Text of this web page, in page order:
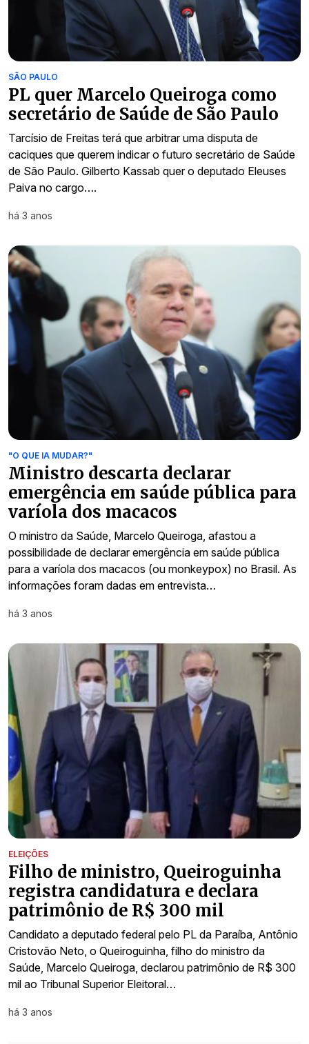
SÃO PAULO
PL quer Marcelo Queiroga como
secretário de Saúde de São Paulo
Tarcísio de Freitas terá que arbitrar uma disputa de
caciques que querem indicar o futuro secretário de Saúde
de São Paulo. Gilberto Kassab quer o deputado Eleuses
Paiva no cargo….
há 3 anos
"O QUE IA MUDAR?"
Ministro descarta declarar
emergência em saúde pública para
varíola dos macacos
O ministro da Saúde, Marcelo Queiroga, afastou a
possibilidade de declarar emergência em saúde pública
para a varíola dos macacos (ou monkeypox) no Brasil. As
informações foram dadas em entrevista…
há 3 anos
ELEIÇÕES
Filho de ministro, Queiroguinha
registra candidatura e declara
patrimônio de R$ 300 mil
Candidato a deputado federal pelo PL da Paraíba, Antônio
Cristovão Neto, o Queiroguinha, filho do ministro da
Saúde, Marcelo Queiroga, declarou patrimônio de R$ 300
mil ao Tribunal Superior Eleitoral…
há 3 anos